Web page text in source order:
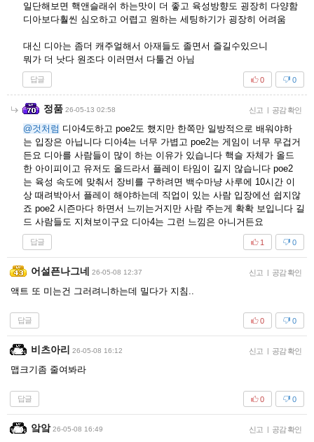
일단해보면 핵앤슬래쉬 하는맛이 더 좋고 육성방향도 굉장히 다양함
디아보다훨씬 심오하고 어렵고 원하는 세팅하기가 굉장히 어려움
대신 디아는 좀더 캐주얼해서 아재들도 졸면서 즐길수있으니
뭐가 더 낫다 원조다 이러면서 다툴건 아님
답글 0
0
정품 26-05-13 02:58 신고 | 공감 확인
@것처럼 디아4도하고 poe2도 했지만 한쪽만 일방적으로 배워야하
는 입장은 아닙니다 디아4는 너무 가볍고 poe2는 게임이 너무 무겁거
든요 디아를 사람들이 많이 하는 이유가 있습니다 핵슬 자체가 올드
한 아이피이고 유저도 올드라서 플레이 타임이 길지 않습니다 poe2
는 육성 속도에 맞춰서 장비를 구하려면 백수마냥 사루에 10시간 이
상 때려박아서 플레이 해야하는데 직업이 있는 사람 입장에선 쉽지않
죠 poe2 시즌마다 하면서 느끼는거지만 사람 주는게 확확 보입니다 길
드 사람들도 지쳐보이구요 디아4는 그런 느낌은 아니거든요
답글 0
1
어설픈나그네 26-05-08 12:37 신고 | 공감 확인
액트 또 미는건 그러려니하는데 밀다가 지침..
답글 0
0
비츠아리 26-05-08 16:12 신고 | 공감 확인
맵크기좀 줄여봐라
답글 0
0
앜앜 26-05-08 16:49 신고 | 공감 확인